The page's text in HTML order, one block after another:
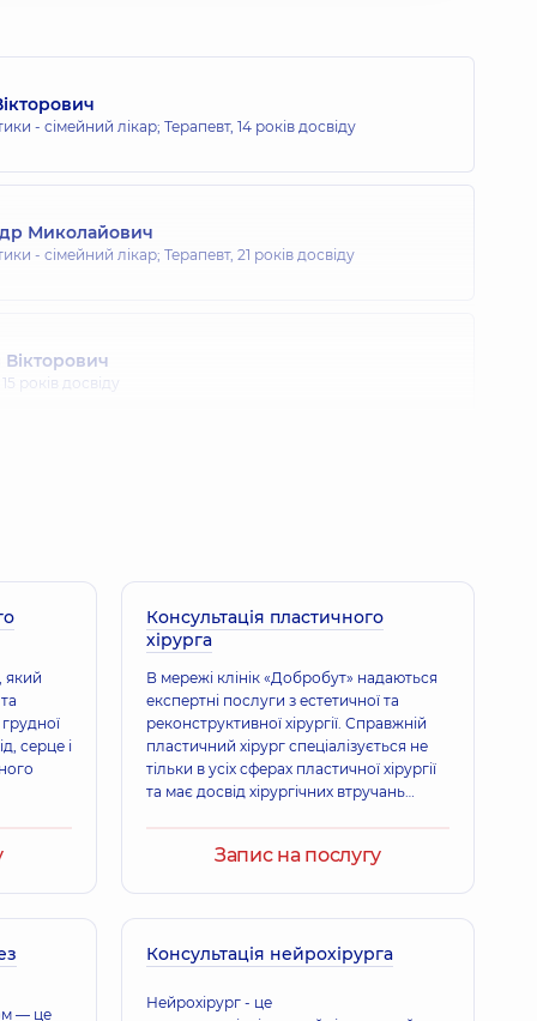
- сімейний лікар; Терапевт, 14 років досвіду
Миколайович
- сімейний лікар; Терапевт, 21 років досвіду
15 років досвіду
- сімейний лікар; Гастроентеролог; Педіатр; Терапевт,
який
серце і
Консультація пластичного
хірурга
В мережі клінік «Добробут» надаються
експертні послуги з естетичної та
реконструктивної хірургії. Справжній
пластичний хірург спеціалізується не
тільки в усіх сферах пластичної хірургії
та має досвід хірургічних втручань
умінням він допомагає підвищити
Запис на послугу
— це
Консультація нейрохірурга
Нейрохірург - це